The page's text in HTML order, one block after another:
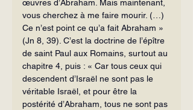
œuvres d’Abraham. Mais maintenant,
vous cher­chez à me faire mourir. (…)
Ce n’est point ce qu’a fait Abraham »
(Jn 8, 39). C’est la doctrine de l’épître
de saint Paul aux Romains, surtout au
chapitre 4, puis : « Car tous ceux qui
descendent d’Israël ne sont pas le
véritable Israël, et pour être la
postérité d’Abraham, tous ne sont pas